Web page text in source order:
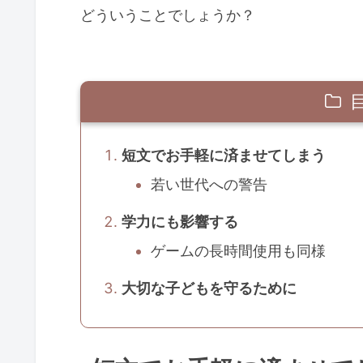
どういうことでしょうか？
短文でお手軽に済ませてしまう
若い世代への警告
学力にも影響する
ゲームの長時間使用も同様
大切な子どもを守るために